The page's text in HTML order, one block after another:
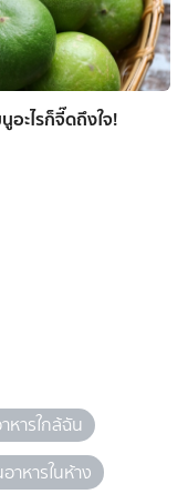
อะไรก็จี๊ดถึงใจ!
หารใกล้ฉัน
าหารในห้าง